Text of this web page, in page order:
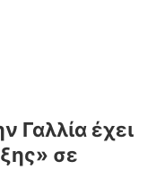
Γαλλία έχει
σε